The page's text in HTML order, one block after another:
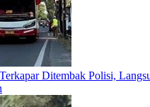
Ditembak Polisi,